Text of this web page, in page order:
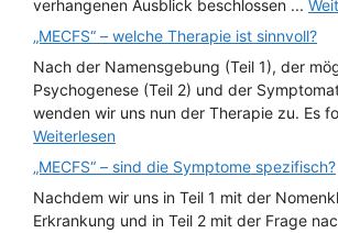
verhangenen Ausblick beschlossen ...
„MECFS“ – welche Therapie ist sinnvoll?
Nach der Namensgebung (Teil 1), der
Psychogenese (Teil 2) und der
wenden wir uns nun der Therapie zu. Es
Weiterlesen
„MECFS“ – sind die Symptome spezifisch?
Nachdem wir uns in Teil 1 mit der
Erkrankung und in Teil 2 mit der Frage